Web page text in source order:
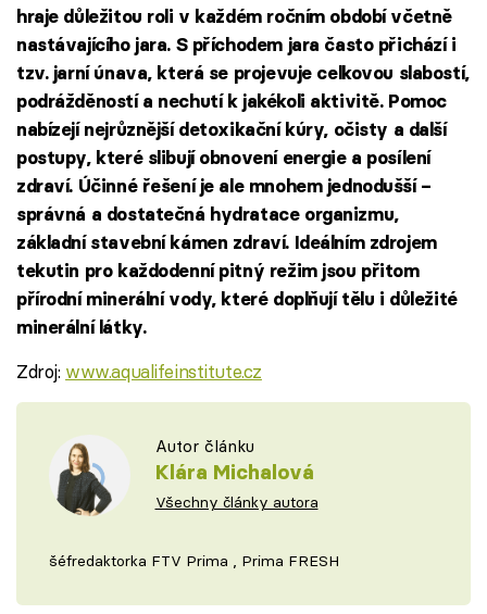
hraje důležitou roli v každém ročním období včetně
nastávajícího jara. S příchodem jara často přichází i
tzv. jarní únava, která se projevuje celkovou slabostí,
podrážděností a nechutí k jakékoli aktivitě. Pomoc
nabízejí nejrůznější detoxikační kúry, očisty a další
postupy, které slibují obnovení energie a posílení
zdraví. Účinné řešení je ale mnohem jednodušší –
správná a dostatečná hydratace organizmu,
základní stavební kámen zdraví. Ideálním zdrojem
tekutin pro každodenní pitný režim jsou přitom
přírodní minerální vody, které doplňují tělu i důležité
minerální látky.
Zdroj: www.aqualifeinstitute.cz
Autor článku
Klára Michalová
Všechny články autora
šéfredaktorka FTV Prima , Prima FRESH